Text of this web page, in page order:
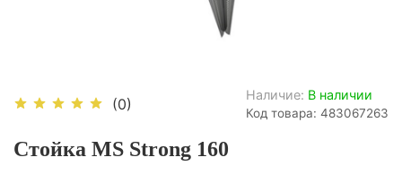
(0)
Наличие: В наличии
Код товара: 483067263
Стойка MS Strong 160